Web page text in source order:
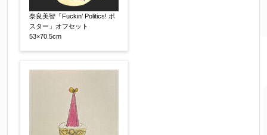
制作年 【任意】
売却希望時期
すぐに売りたい
その他
奈良美智「Fuckin’ Politics! ポ
スター」オフセット
53×70.5cm